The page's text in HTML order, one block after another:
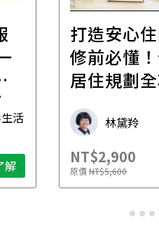
活
解
打造安心
修前必懂
居住規劃
林黛羚
NT$2,900
原價NT$5,600